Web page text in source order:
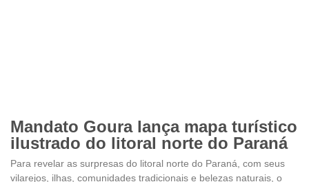
Mandato Goura lança mapa turístico
ilustrado do litoral norte do Paraná
Para revelar as surpresas do litoral norte do Paraná, com seus
vilarejos, ilhas, comunidades tradicionais e belezas naturais, o